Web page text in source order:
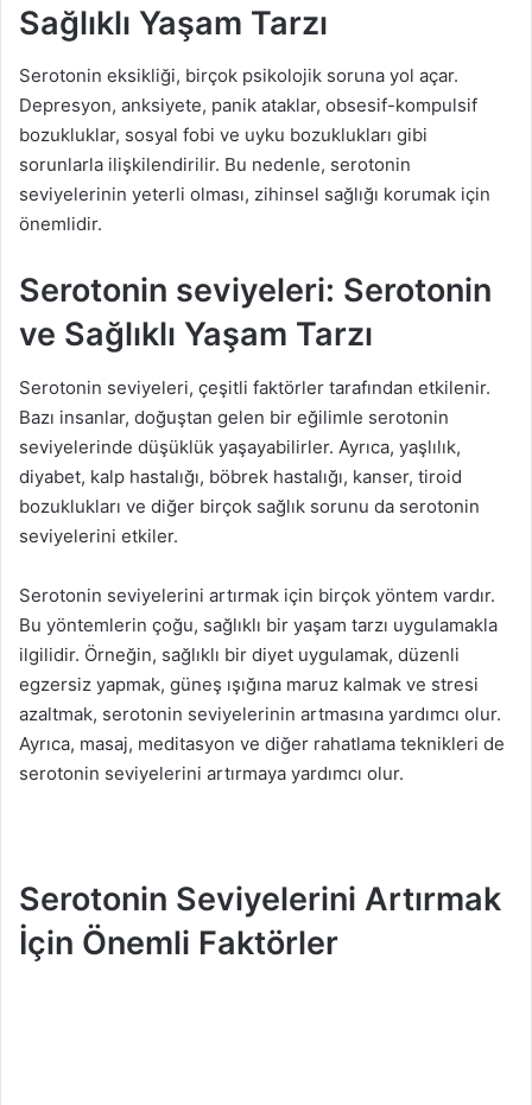
Sağlıklı Yaşam Tarzı
Serotonin eksikliği, birçok psikolojik soruna yol açar.
Depresyon, anksiyete, panik ataklar, obsesif-kompulsif
bozukluklar, sosyal fobi ve uyku bozuklukları gibi
sorunlarla ilişkilendirilir. Bu nedenle, serotonin
seviyelerinin yeterli olması, zihinsel sağlığı korumak için
önemlidir.
Serotonin seviyeleri: Serotonin
ve Sağlıklı Yaşam Tarzı
Serotonin seviyeleri, çeşitli faktörler tarafından etkilenir.
Bazı insanlar, doğuştan gelen bir eğilimle serotonin
seviyelerinde düşüklük yaşayabilirler. Ayrıca, yaşlılık,
diyabet, kalp hastalığı, böbrek hastalığı, kanser, tiroid
bozuklukları ve diğer birçok sağlık sorunu da serotonin
seviyelerini etkiler.
Serotonin seviyelerini artırmak için birçok yöntem vardır.
Bu yöntemlerin çoğu, sağlıklı bir yaşam tarzı uygulamakla
ilgilidir. Örneğin, sağlıklı bir diyet uygulamak, düzenli
egzersiz yapmak, güneş ışığına maruz kalmak ve stresi
azaltmak, serotonin seviyelerinin artmasına yardımcı olur.
Ayrıca, masaj, meditasyon ve diğer rahatlama teknikleri de
serotonin seviyelerini artırmaya yardımcı olur.
Serotonin Seviyelerini Artırmak
İçin Önemli Faktörler